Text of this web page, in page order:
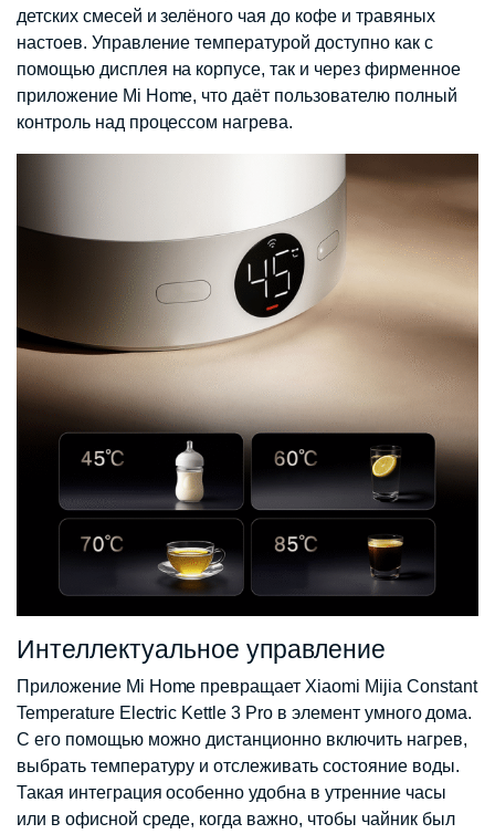
детских смесей и зелёного чая до кофе и травяных
настоев. Управление температурой доступно как с
помощью дисплея на корпусе, так и через фирменное
приложение Mi Home, что даёт пользователю полный
контроль над процессом нагрева.
Интеллектуальное управление
Приложение Mi Home превращает Xiaomi Mijia Constant
Temperature Electric Kettle 3 Pro в элемент умного дома.
С его помощью можно дистанционно включить нагрев,
выбрать температуру и отслеживать состояние воды.
Такая интеграция особенно удобна в утренние часы
или в офисной среде, когда важно, чтобы чайник был